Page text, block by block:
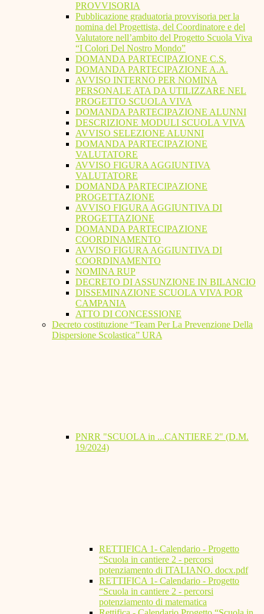
PROVVISORIA
Pubblicazione graduatoria provvisoria per la
nomina del Progettista, del Coordinatore e del
Valutatore nell’ambito del Progetto Scuola Viva
“I Colori Del Nostro Mondo”
DOMANDA PARTECIPAZIONE C.S.
DOMANDA PARTECIPAZIONE A.A.
AVVISO INTERNO PER NOMINA
PERSONALE ATA DA UTILIZZARE NEL
PROGETTO SCUOLA VIVA
DOMANDA PARTECIPAZIONE ALUNNI
DESCRIZIONE MODULI SCUOLA VIVA
AVVISO SELEZIONE ALUNNI
DOMANDA PARTECIPAZIONE
VALUTATORE
AVVISO FIGURA AGGIUNTIVA
VALUTATORE
DOMANDA PARTECIPAZIONE
PROGETTAZIONE
AVVISO FIGURA AGGIUNTIVA DI
PROGETTAZIONE
DOMANDA PARTECIPAZIONE
COORDINAMENTO
AVVISO FIGURA AGGIUNTIVA DI
COORDINAMENTO
NOMINA RUP
DECRETO DI ASSUNZIONE IN BILANCIO
DISSEMINAZIONE SCUOLA VIVA POR
CAMPANIA
ATTO DI CONCESSIONE
Decreto costituzione “Team Per La Prevenzione Della
Dispersione Scolastica” URA
PNRR "SCUOLA in ...CANTIERE 2" (D.M.
19/2024)
RETTIFICA 1- Calendario - Progetto
“Scuola in cantiere 2 - percorsi
potenziamento di ITALIANO. docx.pdf
RETTIFICA 1- Calendario - Progetto
“Scuola in cantiere 2 - percorsi
potenziamento di matematica